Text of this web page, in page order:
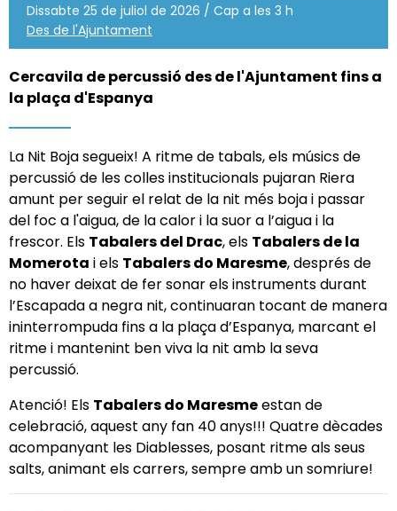
Dissabte 25 de juliol de 2026 / Cap a les 3 h
Des de l'Ajuntament
Cercavila de percussió des de l'Ajuntament fins a
la plaça d'Espanya
La Nit Boja segueix! A ritme de tabals, els músics de
percussió de les colles institucionals pujaran Riera
amunt per seguir el relat de la nit més boja i passar
del foc a l'aigua, de la calor i la suor a l’aigua i la
frescor. Els Tabalers del Drac, els Tabalers de la
Momerota i els Tabalers do Maresme,després de
no haver deixat de fer sonar els instruments durant
l’Escapada a negra nit, continuaran tocant de manera
ininterrompuda fins a la plaça d’Espanya, marcant el
ritme i mantenint ben viva la nit amb la seva
percussió.
Atenció! Els Tabalers do Maresmeestan de
celebració, aquest any fan 40 anys!!! Quatre dècades
acompanyant les Diablesses, posant ritme als seus
salts, animant els carrers, sempre amb un somriure!